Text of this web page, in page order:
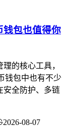
钱包也值得你
的核心工具，
钱包中也有不少
安全防护、多链
2026-08-07